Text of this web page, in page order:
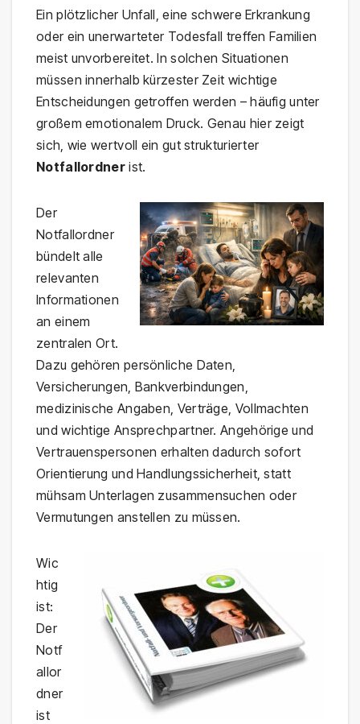
Ein plötzlicher Unfall, eine schwere Erkrankung
oder ein unerwarteter Todesfall treffen Familien
meist unvorbereitet. In solchen Situationen
müssen innerhalb kürzester Zeit wichtige
Entscheidungen getroffen werden – häufig unter
großem emotionalem Druck. Genau hier zeigt
sich, wie wertvoll ein gut strukturierter
Notfallordnerist.
Der
Notfallordner
bündelt alle
relevanten
Informationen
an einem
zentralen Ort.
Dazu gehören persönliche Daten,
Versicherungen, Bankverbindungen,
medizinische Angaben, Verträge, Vollmachten
und wichtige Ansprechpartner. Angehörige und
Vertrauenspersonen erhalten dadurch sofort
Orientierung und Handlungssicherheit, statt
mühsam Unterlagen zusammensuchen oder
Vermutungen anstellen zu müssen.
Wic
htig
ist:
Der
Notf
allor
dner
ist